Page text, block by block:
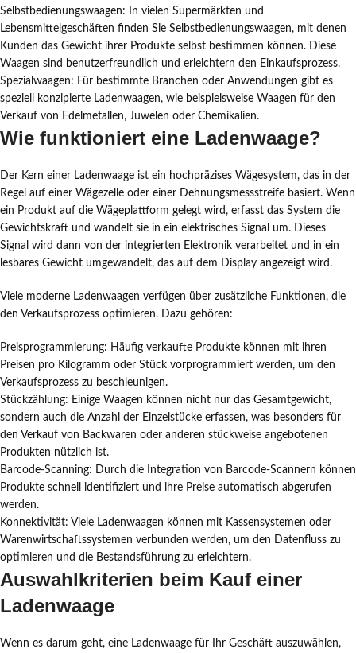
Selbstbedienungswaagen: In vielen Supermärkten und
Lebensmittelgeschäften finden Sie Selbstbedienungswaagen, mit denen
Kunden das Gewicht ihrer Produkte selbst bestimmen können. Diese
Waagen sind benutzerfreundlich und erleichtern den Einkaufsprozess.
Spezialwaagen: Für bestimmte Branchen oder Anwendungen gibt es
speziell konzipierte Ladenwaagen, wie beispielsweise Waagen für den
Verkauf von Edelmetallen, Juwelen oder Chemikalien.
Wie funktioniert eine Ladenwaage?
Der Kern einer Ladenwaage ist ein hochpräzises Wägesystem, das in der
Regel auf einer Wägezelle oder einer Dehnungsmessstreife basiert. Wenn
ein Produkt auf die Wägeplattform gelegt wird, erfasst das System die
Gewichtskraft und wandelt sie in ein elektrisches Signal um. Dieses
Signal wird dann von der integrierten Elektronik verarbeitet und in ein
lesbares Gewicht umgewandelt, das auf dem Display angezeigt wird.
Viele moderne Ladenwaagen verfügen über zusätzliche Funktionen, die
den Verkaufsprozess optimieren. Dazu gehören:
Preisprogrammierung: Häufig verkaufte Produkte können mit ihren
Preisen pro Kilogramm oder Stück vorprogrammiert werden, um den
Verkaufsprozess zu beschleunigen.
Stückzählung: Einige Waagen können nicht nur das Gesamtgewicht,
sondern auch die Anzahl der Einzelstücke erfassen, was besonders für
den Verkauf von Backwaren oder anderen stückweise angebotenen
Produkten nützlich ist.
Barcode-Scanning: Durch die Integration von Barcode-Scannern können
Produkte schnell identifiziert und ihre Preise automatisch abgerufen
werden.
Konnektivität: Viele Ladenwaagen können mit Kassensystemen oder
Warenwirtschaftssystemen verbunden werden, um den Datenfluss zu
optimieren und die Bestandsführung zu erleichtern.
Auswahlkriterien beim Kauf einer
Ladenwaage
Wenn es darum geht, eine Ladenwaage für Ihr Geschäft auszuwählen,